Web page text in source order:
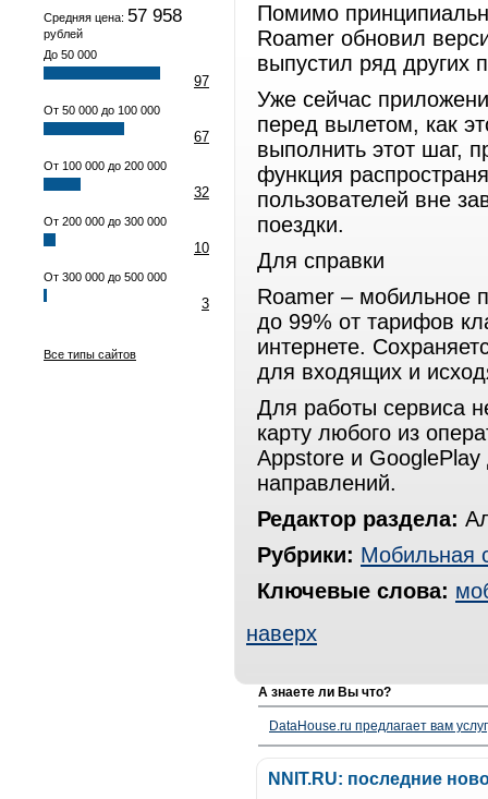
Средняя цена: 57 958
рублей
До 50 000
97
От 50 000 до 100 000
67
От 100 000 до 200 000
32
От 200 000 до 300 000
10
От 300 000 до 500 000
3
Все типы сайтов
Помимо
Roamer обновил
выпустил ряд других
Уже сейчас
перед вылетом, как
выполнить этот шаг,
функция
пользователей вне
поездки.
Для справки
Roamer – мобильное
до 99% от тарифов
интернете.
для входящих и
Для работы сервиса
карту любого из
Appstore и
направлений.
Редактор раздела:
Рубрики: Мобильная
Ключевые слова:
наверх
А знаете ли Вы что?
DataHouse.ru предлагает вам
NNIT.RU: последние